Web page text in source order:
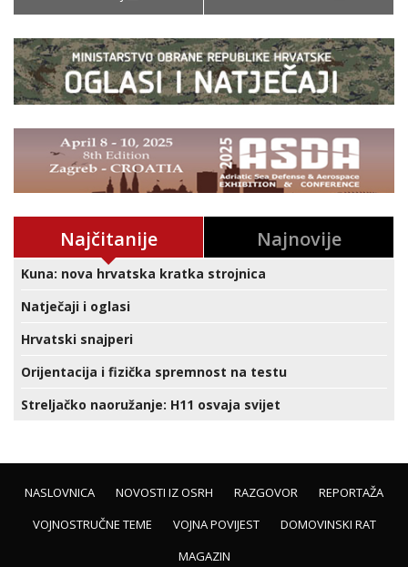
Najčitanije Najnovije
Kuna: nova hrvatska kratka strojnica
Natječaji i oglasi
Hrvatski snajperi
Orijentacija i fizička spremnost na testu
Streljačko naoružanje: H11 osvaja svijet
NASLOVNICA NOVOSTI IZ OSRH RAZGOVOR
REPORTAŽA
VOJNOSTRUČNE TEME
VOJNA POVIJEST
DOMOVINSKI RAT
MAGAZIN